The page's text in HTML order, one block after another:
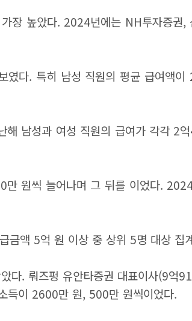
장 높았다. 2024년에는 NH투자증
였다. 특히 남성 직원의 평균 급여
해 남성과 여성 직원의 급여가 각각
만 원씩 늘어나며 그 뒤를 이었다.
금액 5억 원 이상 중 상위 5명 대상 집
다. 뤄즈펑 유안타증권 대표이사(9억
득이 2600만 원, 500만 원씩이었다.